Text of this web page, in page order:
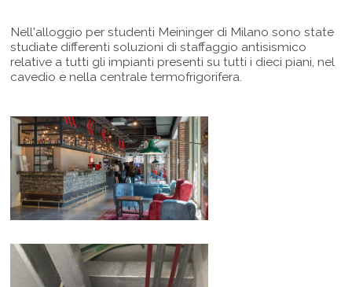
Nell'alloggio per studenti Meininger di Milano sono state
studiate differenti soluzioni di staffaggio antisismico
relative a tutti gli impianti presenti su tutti i dieci piani, nel
cavedio e nella centrale termofrigorifera.